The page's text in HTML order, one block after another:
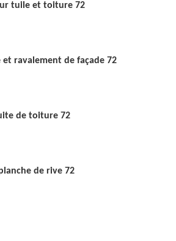
tuile et toiture 72
et ravalement de façade 72
de toiture 72
de rive 72